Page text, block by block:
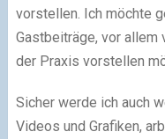
vorstellen. Ich möchte
Gastbeiträge, vor allem
der Praxis vorstellen
Sicher werde ich auch
Videos und Grafiken,